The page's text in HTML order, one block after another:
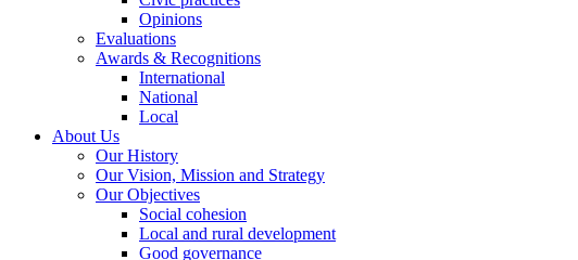
Opinions
Evaluations
Awards & Recognitions
International
National
Local
About Us
Our History
Our Vision, Mission and Strategy
Our Objectives
Social cohesion
Local and rural development
Good governance